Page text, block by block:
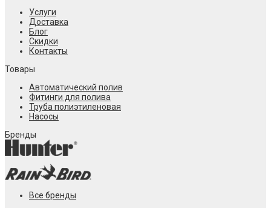
Услуги
Доставка
Блог
Скидки
Контакты
Товары
Автоматический полив
Фитинги для полива
Труба полиэтиленовая
Насосы
Бренды
Все бренды